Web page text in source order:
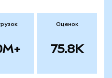
Оценок
75.8K